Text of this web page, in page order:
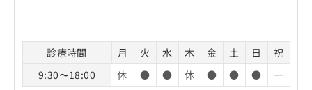
診療時間 月 火 水 木 金 土 日
祝
9:30〜18:00
休 ● ● 休 ● ● ●
ー